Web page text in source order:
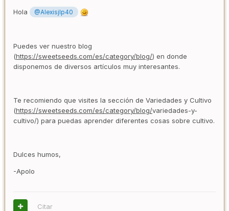
Hola @Alexisjlp40
Puedes ver nuestro blog
(https://sweetseeds.com/es/category/blog/) en donde
disponemos de diversos artículos muy interesantes.
Te recomiendo que visites la sección de Variedades y Cultivo
(https://sweetseeds.com/es/category/blog/variedades-y-
cultivo/) para puedas aprender diferentes cosas sobre cultivo.
Dulces humos,
-Apolo
Citar